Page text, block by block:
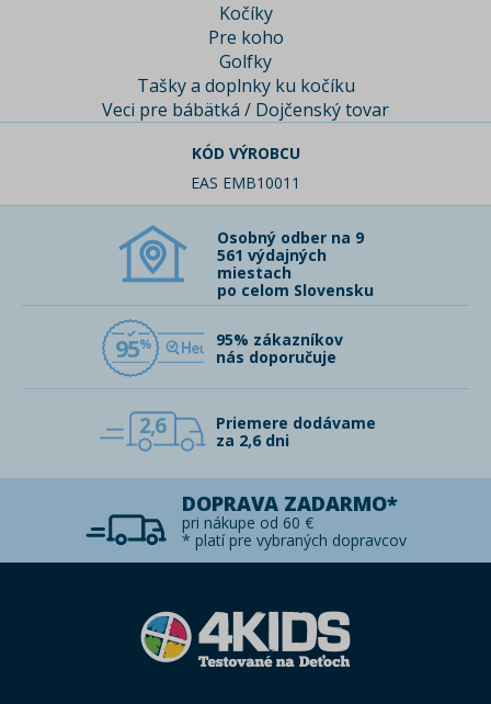
Kočíky
Pre koho
Golfky
Tašky a doplnky ku kočíku
Veci pre bábätká / Dojčenský tovar
KÓD VÝROBCU
EAS EMB10011
Osobný odber na 9
561 výdajných
miestach
po celom Slovensku
95
95% zákazníkov
nás doporučuje
2,6
Priemere dodávame
za 2,6 dni
DOPRAVA ZADARMO*
pri nákupe od 60 €
* platí pre vybraných dopravcov